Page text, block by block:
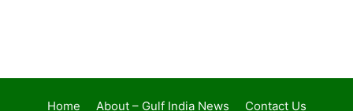
Home About – Gulf India News Contact Us